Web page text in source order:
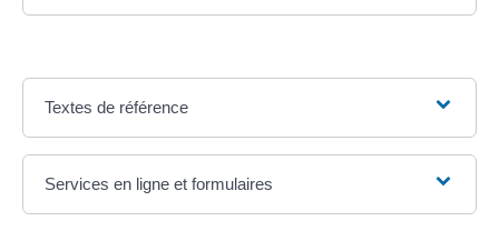
Textes de référence
Services en ligne et formulaires